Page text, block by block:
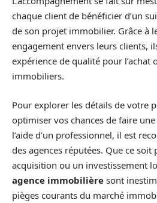
chaque client de bénéficier d’un
de son projet immobilier. Grâce à
engagement envers leurs clients,
expérience de qualité pour l’achat
immobiliers.
Pour explorer les détails de votre
optimiser vos chances de faire
l’aide d’un professionnel, il est
des agences réputées. Que ce
acquisition ou un investissement
agence immobilière sont
pièges courants du marché